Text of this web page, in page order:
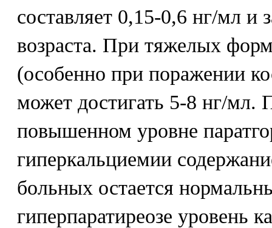
составляет 0,15-0,6 нг/мл и
возраста. При тяжелых
(особенно при поражении
может достигать 5-8 нг/мл.
повышенном уровне
гиперкальциемии
больных остается
гиперпаратиреозе уровень